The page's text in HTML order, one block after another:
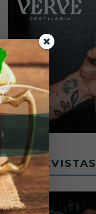
ENTREVISTAS